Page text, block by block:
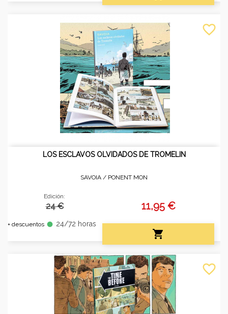
LOS ESCLAVOS OLVIDADOS DE TROMELIN
SAVOIA / PONENT MON
Edición:
24 €
+ descuentos fiber_manual_record 24/72 horas
11,95 €

favorite_border
favorite_border